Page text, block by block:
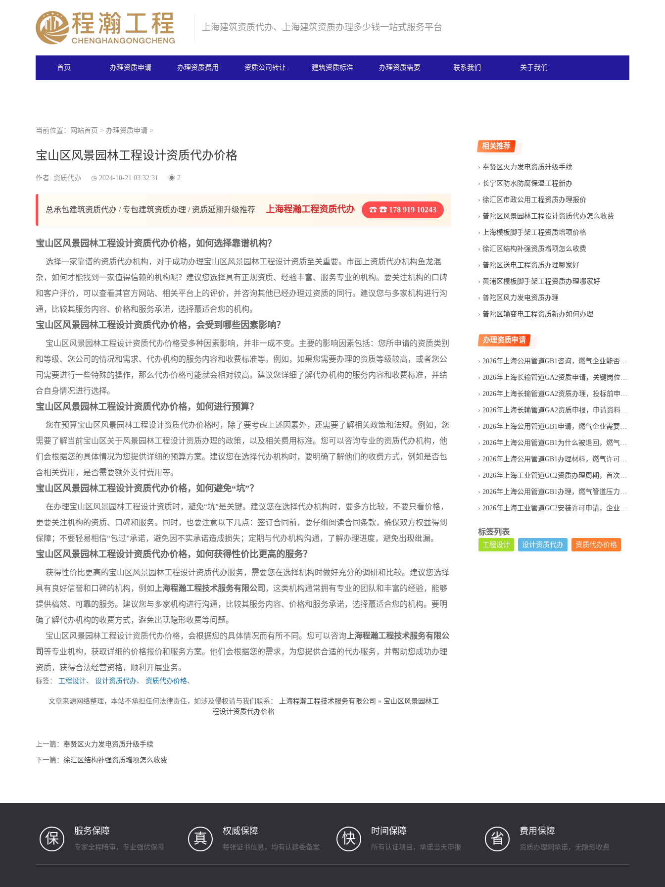
上海建筑资质代办、上海建筑资质办理多少钱一站式服务平台
首页 办理资质申请 办理资质费用 资质公司转让 建筑资质标准 办理资质需要 联系我们 关于我们
当前位置： 网站首页 > 办理资质申请 >
宝山区风景园林工程设计资质代办价格
作者: 资质代办 2024-10-21 03:32:31 2
总承包建筑资质代办 / 专包建筑资质办理 / 资质延期升级推荐 上海程瀚工程资质代办 ☎ 178 919 10243
宝山区风景园林工程设计资质代办价格，如何选择靠谱机构？
选择一家靠谱的资质代办机构，对于成功办理宝山区风景园林工程设计资质至关重要。市面上资质代办机构鱼龙混
杂，如何才能找到一家值得信赖的机构呢？建议您选择具有正规资质、经验丰富、服务专业的机构。要关注机构的口碑
和客户评价，可以查看其官方网站、相关平台上的评价，并咨询其他已经办理过资质的同行。建议您与多家机构进行沟
通，比较其服务内容、价格和服务承诺，选择蕞适合您的机构。
宝山区风景园林工程设计资质代办价格，会受到哪些因素影响？
宝山区风景园林工程设计资质代办价格受多种因素影响，并非一成不变。主要的影响因素包括：您所申请的资质类别
和等级、您公司的情况和需求、代办机构的服务内容和收费标准等。例如，如果您需要办理的资质等级较高，或者您公
司需要进行一些特殊的操作，那么代办价格可能就会相对较高。建议您详细了解代办机构的服务内容和收费标准，并结
合自身情况进行选择。
宝山区风景园林工程设计资质代办价格，如何进行预算？
您在预算宝山区风景园林工程设计资质代办价格时，除了要考虑上述因素外，还需要了解相关政策和法规。例如，您
需要了解当前宝山区关于风景园林工程设计资质办理的政策，以及相关费用标准。您可以咨询专业的资质代办机构，他
们会根据您的具体情况为您提供详细的预算方案。建议您在选择代办机构时，要明确了解他们的收费方式，例如是否包
含相关费用，是否需要额外支付费用等。
宝山区风景园林工程设计资质代办价格，如何避免“坑”？
在办理宝山区风景园林工程设计资质时，避免“坑”是关键。建议您在选择代办机构时，要多方比较，不要只看价格，
更要关注机构的资质、口碑和服务。同时，也要注意以下几点：签订合同前，要仔细阅读合同条款，确保双方权益得到
保障；不要轻易相信“包过”承诺，避免因不实承诺造成损失；定期与代办机构沟通，了解办理进度，避免出现纰漏。
宝山区风景园林工程设计资质代办价格，如何获得性价比更高的服务？
获得性价比更高的宝山区风景园林工程设计资质代办服务，需要您在选择机构时做好充分的调研和比较。建议您选择
具有良好信誉和口碑的机构，例如 上海程瀚工程技术服务有限公司 ，这类机构通常拥有专业的团队和丰富的经验，能够
提供槁效、可靠的服务。建议您与多家机构进行沟通，比较其服务内容、价格和服务承诺，选择蕞适合您的机构。要明
确了解代办机构的收费方式，避免出现隐形收费等问题。
宝山区风景园林工程设计资质代办价格，会根据您的具体情况而有所不同。您可以咨询 上海程瀚工程技术服务有限公
司等专业机构，获取详细的价格报价和服务方案。他们会根据您的需求，为您提供合适的代办服务，并帮助您成功办理
资质，获得合法经营资格，顺利开展业务。
标签： 工程设计、 设计资质代办、 资质代办价格、
文章来源网络整理，本站不承担任何法律责任，如涉及侵权请与我们联系： 上海程瀚工程技术服务有限公司 » 宝山区风景园林工
程设计资质代办价格
上一篇： 奉贤区火力发电资质升级手续
下一篇： 徐汇区结构补强资质增项怎么收费
相关推荐
奉贤区火力发电资质升级手续
长宁区防水防腐保温工程新办
徐汇区市政公用工程资质办理报价
普陀区风景园林工程设计资质代办怎么收费
上海模板脚手架工程资质增项价格
徐汇区结构补强资质增项怎么收费
普陀区送电工程资质办理哪家好
黄浦区模板脚手架工程资质办理哪家好
普陀区风力发电资质办理
普陀区输变电工程资质新办如何办理
办理资质申请
2026年上海公用管道GB1咨询，燃气企业能否直接申请
2026年上海长输管道GA2资质申请，关键岗位人员必须齐全吗
2026年上海长输管道GA2资质办理，投标前申请是否来得及
2026年上海长输管道GA2资质申报，申请资料怎样减少退回
2026年上海公用管道GB1申请，燃气企业需要准备哪些材料
2026年上海公用管道GB1为什么被退回，燃气管道申请资料如何避免漏项
2026年上海公用管道GB1办理材料，燃气许可申请清单
2026年上海工业管道GC2资质办理周期，首次申请通常等多久
2026年上海公用管道GB1办理，燃气管道压力管道许可证怎么申请
2026年上海工业管道GC2安装许可申请，企业条件怎么判断
标签列表
工程设计 设计资质代办 资质代办价格
保 服务保障
专家全程陪审，专业强优保障
真 权威保障
每张证书信息，均有认建委备案
快 时间保障
所有认证项目，承诺当天申报
省 费用保障
资质办理网承诺，无隐形收费